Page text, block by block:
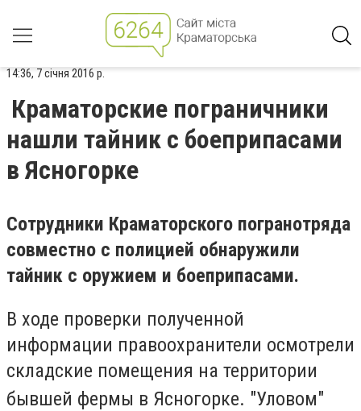
14:36, 7 січня 2016 р.
Краматорские пограничники
нашли тайник с боеприпасами
в Ясногорке
Сотрудники Краматорского погранотряда
совместно с полицией обнаружили
тайник с оружием и боеприпасами.
В ходе проверки полученной
информации правоохранители осмотрели
складские помещения на территории
бывшей фермы в Ясногорке. "Уловом"